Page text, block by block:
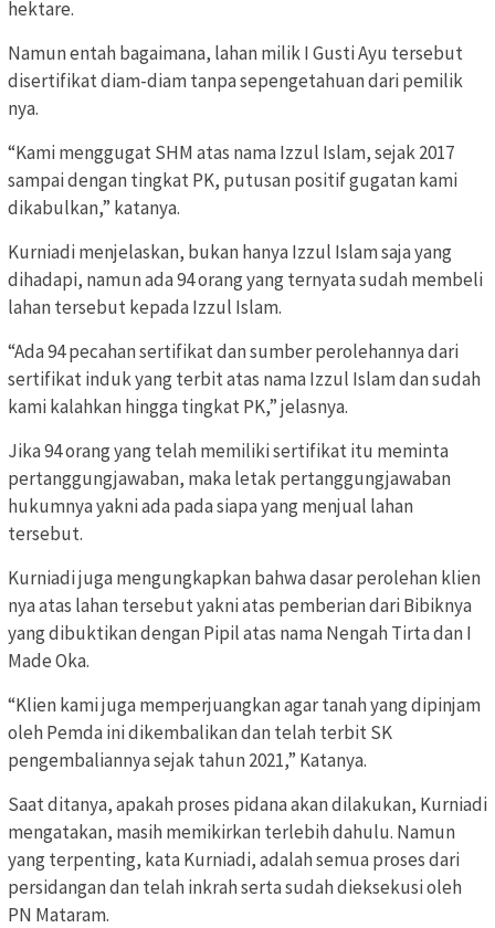
hektare.
Namun entah bagaimana, lahan milik I Gusti Ayu tersebut
disertifikat diam-diam tanpa sepengetahuan dari pemilik
nya.
“Kami menggugat SHM atas nama Izzul Islam, sejak 2017
sampai dengan tingkat PK, putusan positif gugatan kami
dikabulkan,” katanya.
Kurniadi menjelaskan, bukan hanya Izzul Islam saja yang
dihadapi, namun ada 94 orang yang ternyata sudah membeli
lahan tersebut kepada Izzul Islam.
“Ada 94 pecahan sertifikat dan sumber perolehannya dari
sertifikat induk yang terbit atas nama Izzul Islam dan sudah
kami kalahkan hingga tingkat PK,” jelasnya.
Jika 94 orang yang telah memiliki sertifikat itu meminta
pertanggungjawaban, maka letak pertanggungjawaban
hukumnya yakni ada pada siapa yang menjual lahan
tersebut.
Kurniadi juga mengungkapkan bahwa dasar perolehan klien
nya atas lahan tersebut yakni atas pemberian dari Bibiknya
yang dibuktikan dengan Pipil atas nama Nengah Tirta dan I
Made Oka.
“Klien kami juga memperjuangkan agar tanah yang dipinjam
oleh Pemda ini dikembalikan dan telah terbit SK
pengembaliannya sejak tahun 2021,” Katanya.
Saat ditanya, apakah proses pidana akan dilakukan, Kurniadi
mengatakan, masih memikirkan terlebih dahulu. Namun
yang terpenting, kata Kurniadi, adalah semua proses dari
persidangan dan telah inkrah serta sudah dieksekusi oleh
PN Mataram.